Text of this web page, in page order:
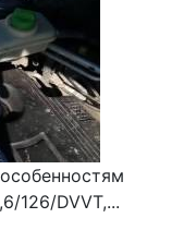
126/DVVT,...